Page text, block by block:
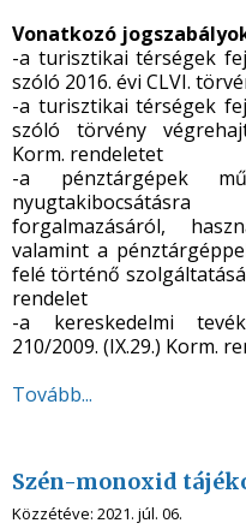
Vonatkozó
-a turisztikai térségek
szóló 2016. évi CLVI.
-a turisztikai térségek
szóló törvény
Korm. rendeletet
-a pénztárgépek
forgalmazásáról,
valamint a
felé történő
rendelet
-a kereskedelmi
210/2009. (IX.29.) Korm.
Tovább...
Szén-monoxid
Közzétéve: 2021. júl. 06.